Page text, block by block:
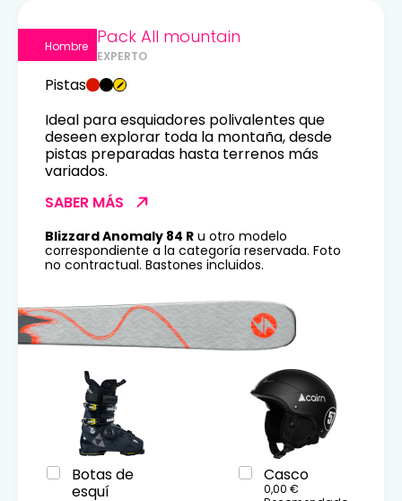
Hombre Pack All mountain
EXPERTO
Pistas
Ideal para esquiadores polivalentes que
deseen explorar toda la montaña, desde
pistas preparadas hasta terrenos más
variados.
SABER MÁS
Blizzard Anomaly 84 R u otro modelo
correspondiente a la categoría reservada. Foto
no contractual. Bastones incluidos.
Botas de
esquí
Casco
0,00 €